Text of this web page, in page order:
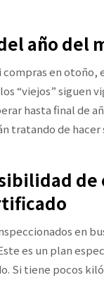
año del
compras en
“viejos” siguen
hasta final de
tratando de hacer
en
es un plan
Si tiene pocos